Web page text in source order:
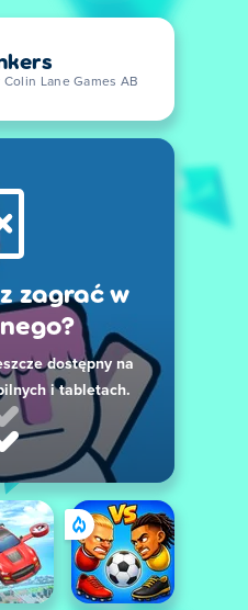
Colin Lane Games AB
zagrać w
dostępny na
i tabletach.